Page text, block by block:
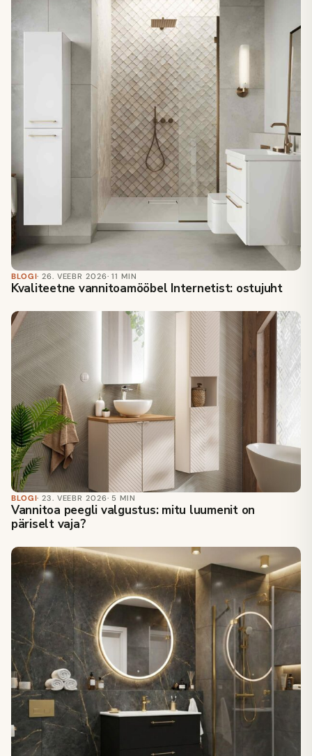
BLOGI· 26. VEEBR 2026· 11 MIN
Kvaliteetne vannitoamööbel Internetist: ostujuht
BLOGI· 23. VEEBR 2026· 5 MIN
Vannitoa peegli valgustus: mitu luumenit on
päriselt vaja?